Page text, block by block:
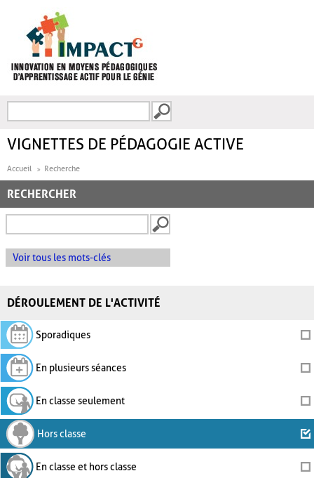
FORMULAIRE DE
VIGNETTES DE PÉDAGOGIE ACTIVE
Accueil Recherche
RECHERCHER
Voir tous les mots-clés
DÉROULEMENT DE L'ACTIVITÉ
Sporadiques
En plusieurs séances
En classe seulement
Hors classe
En classe et hors classe